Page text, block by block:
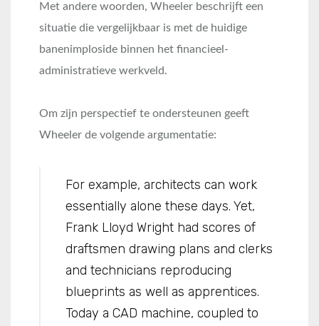
Met andere woorden, Wheeler beschrijft een
situatie die vergelijkbaar is met de huidige
banenimploside binnen het financieel-
administratieve werkveld.
Om zijn perspectief te ondersteunen geeft
Wheeler de volgende argumentatie:
For example, architects can work
essentially alone these days. Yet,
Frank Lloyd Wright had scores of
draftsmen drawing plans and clerks
and technicians reproducing
blueprints as well as apprentices.
Today a CAD machine, coupled to